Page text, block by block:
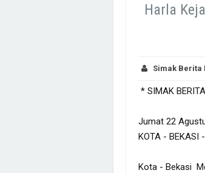
Harla
Simak Berita
* SIMAK
Jumat 22
KOTA - BEKASI -
Kota - Bekasi